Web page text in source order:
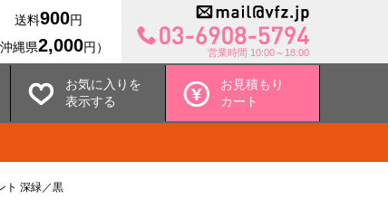
送料900円
沖縄県2,000円） 営業時間 10:00～18:00
お気に入りを
表示する
お見積もり
カート
ト 深緑／黒